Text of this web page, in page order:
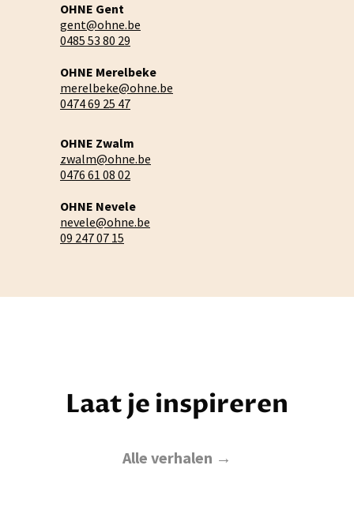
OHNE Gent
gent@ohne.be
0485 53 80 29
OHNE Merelbeke
merelbeke@ohne.be
0474 69 25 47
OHNE Zwalm
zwalm@ohne.be
0476 61 08 02
OHNE Nevele
nevele@ohne.be
09 247 07 15
Laat je inspireren
Alle verhalen →